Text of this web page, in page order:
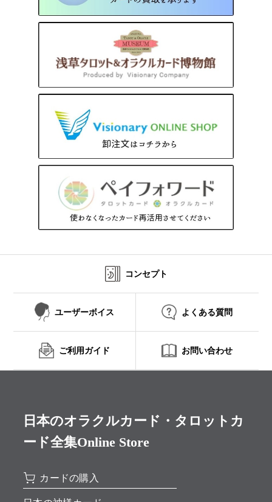
コンセプト
ユーザーボイス よくある質問
ご利用ガイド お問い合わせ
日本のオラクルカード・タロットカ
ード全集Online Store
カードの購入